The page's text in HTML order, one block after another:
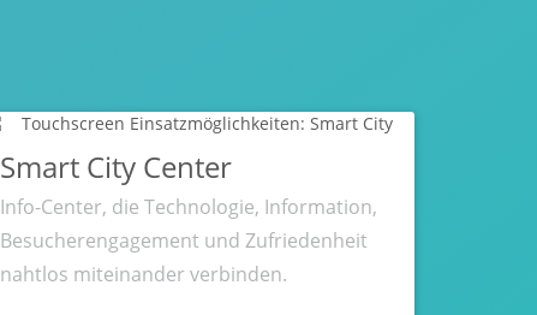
Smart City Center
Info-Center, die Technologie, Information,
Besucherengagement und Zufriedenheit
nahtlos miteinander verbinden.